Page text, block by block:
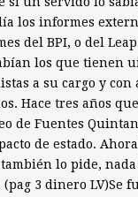
los informes
del BPI, o del Leap
los que tienen
a su cargo y con
Hace tres años
de Fuentes
de estado.
también lo pide,
3 dinero LV)Se